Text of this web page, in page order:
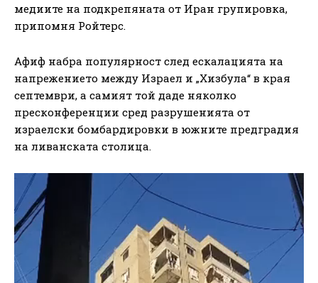
медиите на подкрепяната от Иран групировка,
припомня Ройтерс.
Афиф набра популярност след ескалацията на
напрежението между Израел и „Хизбула“ в края
септември, а самият той даде няколко
пресконференции сред разрушенията от
израелски бомбардировки в южните предградия
на ливанската столица.